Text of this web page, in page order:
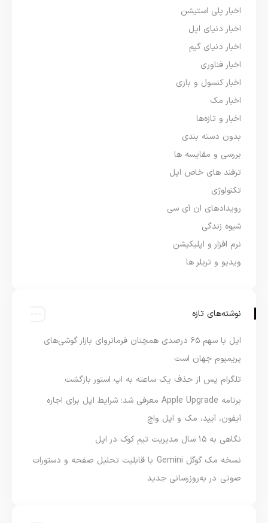
اخبار پلی استیشن
اخبار دنیای اپل
اخبار دنیای گیم
اخبار فناوری
اخبار کنسول و بازی
اخبار مک
اخبار و تازه‌ها
بدون دسته بندی
بررسی و مقایسه ها
ترفند های خاص اپل
تکنولوژی
رویدادهای ان آی سی
شیوه زندگی
نرم افزار و اپلیکیشن
ویدیو و تریلر ها
نوشته‌های تازه
اپل با سهم ۶۵ درصدی همچنان فرمانروای بازار گوشی‌های
پریمیوم جهان است
تلگرام پس از حذف یک ساعته به اپ استور بازگشت
برنامه Apple Upgrade معرفی شد؛ شرایط اپل برای اجاره
آیفون، آیپد، مک و اپل واچ
نگاهی به ۱۵ سال مدیریت تیم کوک در اپل
نسخه مک گوگل Gemini با قابلیت تحلیل صفحه و دستورات
صوتی در به‌روزرسانی جدید